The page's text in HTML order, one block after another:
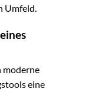
Umfeld.
moderne
eine